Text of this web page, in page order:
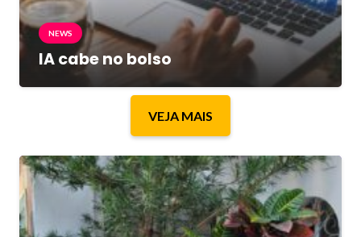
NEWS
IA cabe no bolso
VEJA MAIS